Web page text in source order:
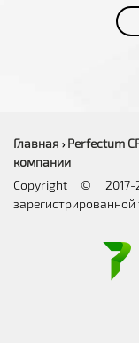
Главная › Perfectum
компании
Copyright © 2017-